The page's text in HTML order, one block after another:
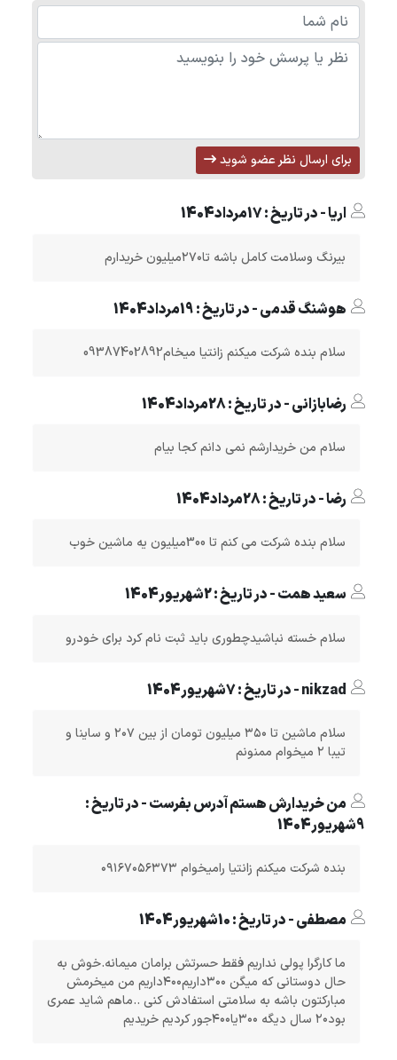
برای ارسال نظر عضو شوید
اریا - در تاریخ : 17مرداد1404
بیرنگ وسلامت کامل باشه تا۲۷۰میلیون خریدارم
هوشنگ قدمی - در تاریخ : 19مرداد1404
سلام بنده شرکت میکنم زانتیا میخام09387402892
رضابازانی - در تاریخ : 28مرداد1404
سلام من خریدارشم نمی دانم کجا بیام
رضا - در تاریخ : 28مرداد1404
سلام بنده شرکت می کنم تا 300میلیون یه ماشین خوب
سعید همت - در تاریخ : 2شهریور1404
سلام خسته نباشیدچطوری باید ثبت نام کرد برای خودرو
nikzad - در تاریخ : 7شهریور1404
سلام ماشین تا ۳۵۰ میلیون تومان از بین ۲۰۷ و ساینا و
تیبا ۲ میخوام ممنونم
من خریدارش هستم آدرس بفرست - در تاریخ :
9شهریور1404
بنده شرکت میکنم زانتیا رامیخوام ۰۹۱۶۷۰۵۶۳۷۳
مصطفی - در تاریخ : 10شهریور1404
ما کارگرا پولی نداریم فقط حسرتش برامان میمانه.خوش به
حال دوستانی که میگن ۳۰۰داریم۴۰۰داریم من میخرمش
مبارکتون باشه به سلامتی استفادش کنی ..ماهم شاید عمری
بود۲۰ سال دیگه ۳۰۰یا۴۰۰جور کردیم خریدیم